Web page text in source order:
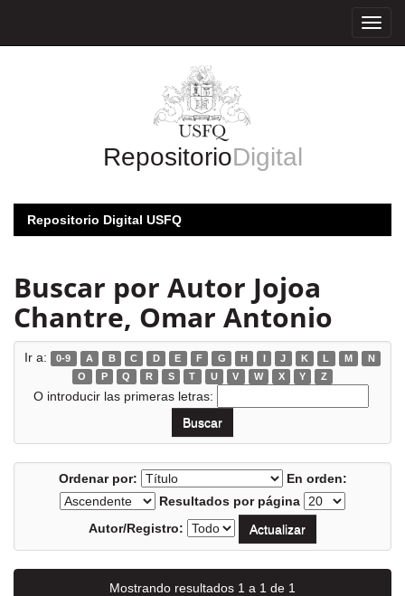
RepositorioDigital
Repositorio Digital USFQ
Buscar por Autor Jojoa
Chantre, Omar Antonio
Ir a: 0-9 A B C D E F G H I J K L M
N
O
P Q R S T U V W X Y Z
O introducir las primeras letras:
Ordenar por:
En orden:
Resultados por página
Autor/Registro:
Mostrando resultados 1 a 1 de 1